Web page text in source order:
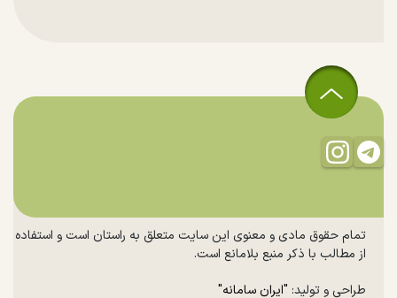
تمام حقوق مادی و معنوی این سایت متعلق به راستان است و استفاده
از مطالب با ذکر منبع بلامانع است.
طراحی و تولید: "ایران سامانه"